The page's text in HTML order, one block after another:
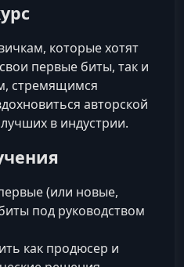
которые хотят
первые биты, так и
стремящимся
авторской
в индустрии.
(или новые,
под руководством
как продюсер и